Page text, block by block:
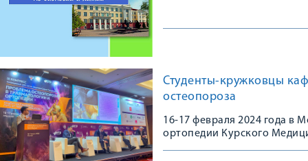
Студенты-кружковцы
остеопороза
16-17 февраля 2024 года в
ортопедии Курского